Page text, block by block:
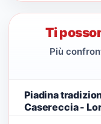
Ti
Più
Piadina
Casereccia -